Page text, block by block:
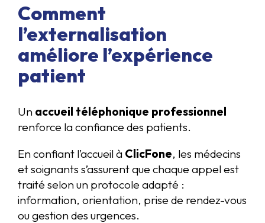
Comment
l’externalisation
améliore l’expérience
patient
Un accueil téléphonique professionnel
renforce la confiance des patients.
En confiant l’accueil à ClicFone, les médecins
et soignants s’assurent que chaque appel est
traité selon un protocole adapté :
information, orientation, prise de rendez-vous
ou gestion des urgences.